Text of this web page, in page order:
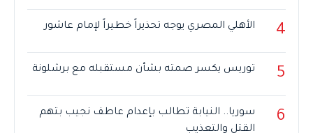
4 الأهلي المصري يوجه تحذيراً خطيراً لإمام عاشور
5 توريس يكسر صمته بشأن مستقبله مع برشلونة
6
سوريا.. النيابة تطالب بإعدام عاطف نجيب بتهم
القتل والتعذيب